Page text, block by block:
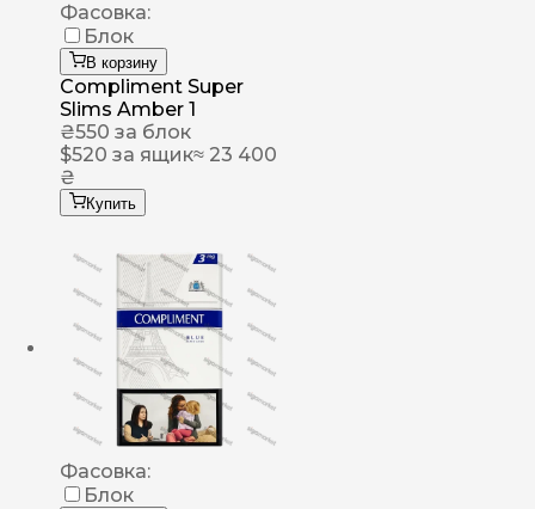
Фасовка:
Блок
В корзину
Compliment Super
Slims Amber 1
₴550 за блок
$520 за ящик≈ 23 400
₴
Купить
Фасовка:
Блок